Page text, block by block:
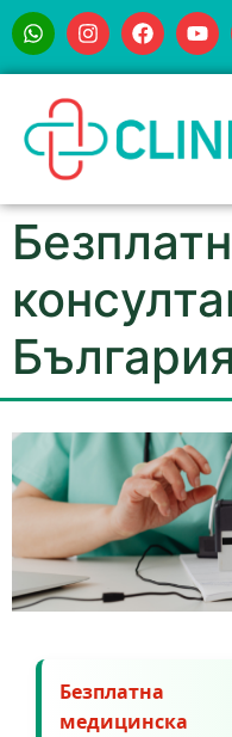
България
Безплатна
медицинска